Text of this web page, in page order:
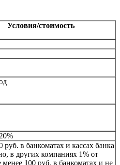
Условия/стоимость
руб. в банкоматах и кассах банка
в других компаниях 1% от
100 руб. в банкоматах и не